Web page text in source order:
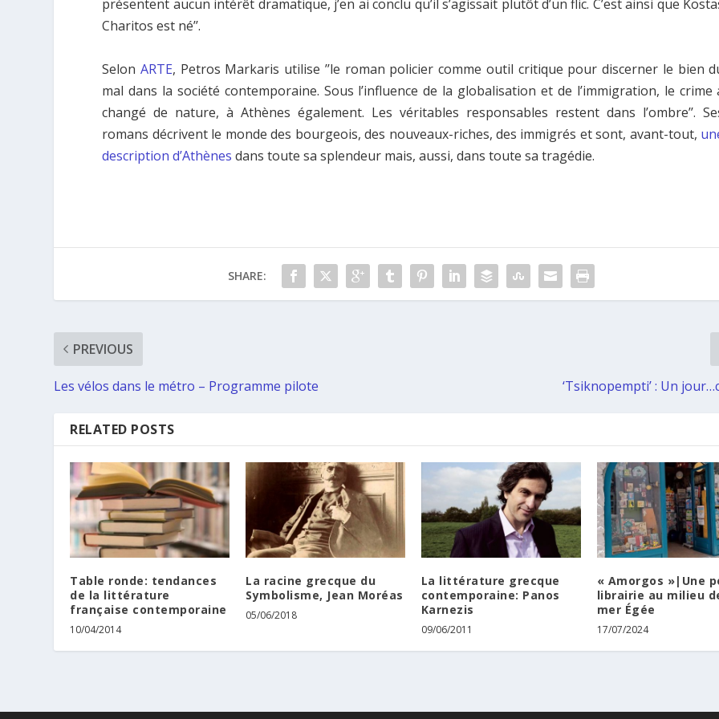
présentent aucun intérêt dramatique, j’en ai conclu qu’il s’agissait plutôt d’un flic. C’est ainsi que
Charitos est né’’.
Selon ARTE, Petros Markaris utilise ’’le roman policier comme outil critique pour discerner le bien
mal dans la société contemporaine. Sous l’influence de la globalisation et de l’immigration, le crime
changé de nature, à Athènes également. Les véritables responsables restent dans l’ombre’’.
romans décrivent le monde des bourgeois, des nouveaux-riches, des immigrés et sont, avant-tout,
description d’Athènes dans toute sa splendeur mais, aussi, dans toute sa tragédie.
SHARE:
PREVIOUS
Les vélos dans le métro – Programme pilote ‘Tsiknopempti’ : Un
RELATED POSTS
Table ronde: tendances
de la littérature
française contemporaine
10/04/2014
La racine grecque du
Symbolisme, Jean Moréas
05/06/2018
La littérature grecque
contemporaine: Panos
Karnezis
09/06/2011
« Amorgos »|Une
librairie au milieu
mer Égée
17/07/2024